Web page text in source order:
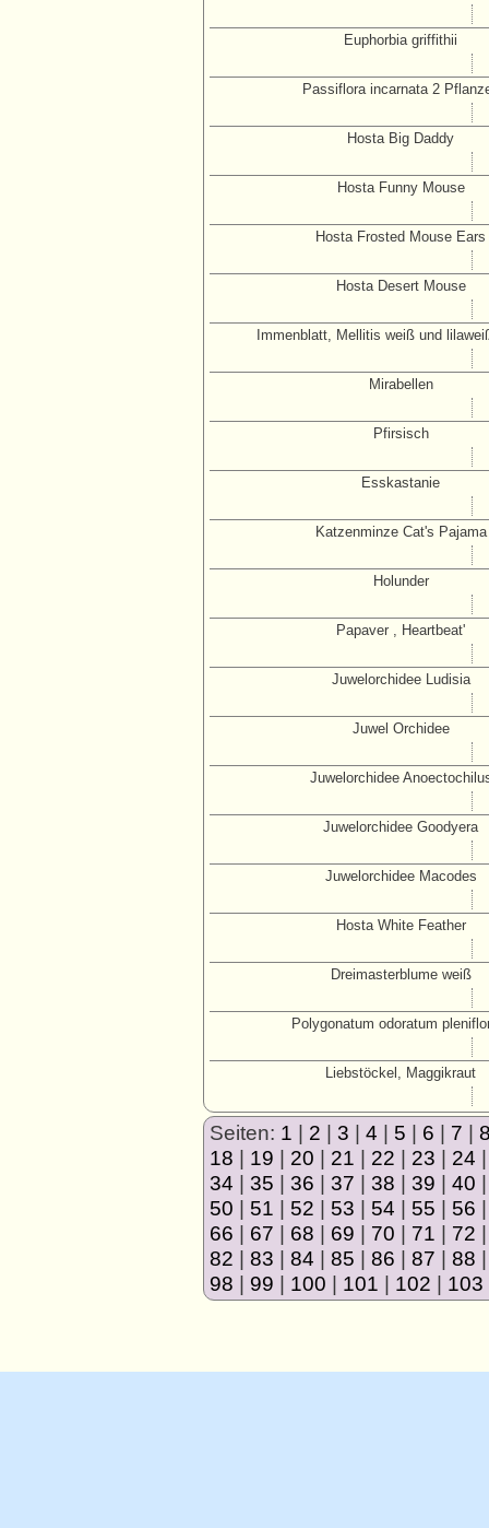
Euphorbia griffithii
Passiflora incarnata 2
Hosta Big Daddy
Hosta Funny Mouse
Hosta Frosted Mouse Ears
Hosta Desert Mouse
Immenblatt, Mellitis weiß und
Mirabellen
Pfirsisch
Esskastanie
Katzenminze Cat's Pajama
Holunder
Papaver , Heartbeat'
Juwelorchidee Ludisia
Juwel Orchidee
Juwelorchidee
Juwelorchidee Goodyera
Juwelorchidee Macodes
Hosta White Feather
Dreimasterblume weiß
Polygonatum odoratum
Liebstöckel, Maggikraut
Seiten: 1 | 2 | 3 | 4 | 5 | 6 | 7 |
18 | 19 | 20 | 21 | 22 | 23 | 24
34 | 35 | 36 | 37 | 38 | 39 | 40
50 | 51 | 52 | 53 | 54 | 55 | 56
66 | 67 | 68 | 69 | 70 | 71 | 72
82 | 83 | 84 | 85 | 86 | 87 | 88
98 | 99 | 100 | 101 | 102 | 103